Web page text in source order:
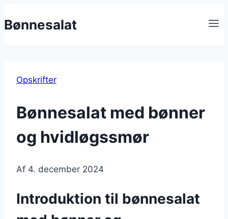
til
Bønnesalat
Opskrifter
Bønnesalat med bønner
og hvidløgssmør
Af 4. december 2024
Introduktion til bønnesalat